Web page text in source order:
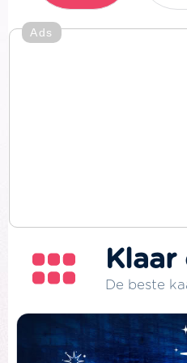
Ads
Klaar
De beste